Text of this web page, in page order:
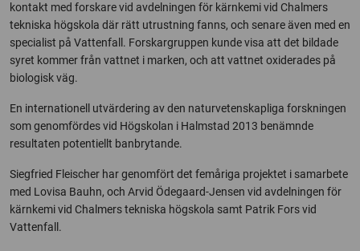
kontakt med forskare vid avdelningen för kärnkemi vid Chalmers
tekniska högskola där rätt utrustning fanns, och senare även med en
specialist på Vattenfall. Forskargruppen kunde visa att det bildade
syret kommer från vattnet i marken, och att vattnet oxiderades på
biologisk väg.
En internationell utvärdering av den naturvetenskapliga forskningen
som genomfördes vid Högskolan i Halmstad 2013 benämnde
resultaten potentiellt banbrytande.
Siegfried Fleischer har genomfört det femåriga projektet i samarbete
med Lovisa Bauhn, och Arvid Ödegaard-Jensen vid avdelningen för
kärnkemi vid Chalmers tekniska högskola samt Patrik Fors vid
Vattenfall.